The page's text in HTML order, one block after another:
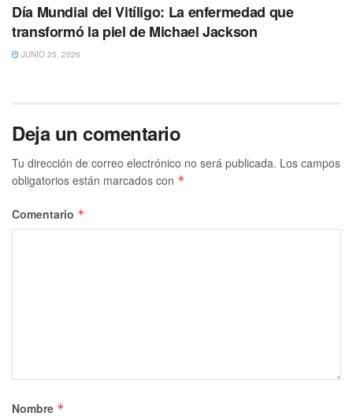
Día Mundial del Vitíligo: La enfermedad que
transformó la piel de Michael Jackson
JUNIO 25, 2026
Deja un comentario
Tu dirección de correo electrónico no será publicada. Los campos
obligatorios están marcados con *
Comentario *
Nombre *